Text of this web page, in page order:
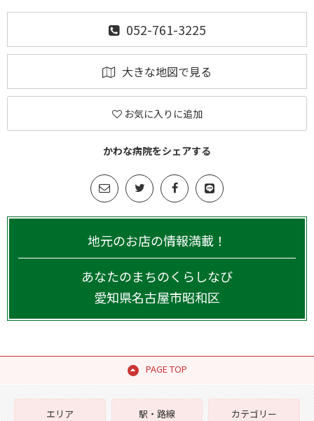
052-761-3225
大きな地図で見る
お気に入りに追加
かわな病院をシェアする
地元のお店の情報満載！
あなたのまちのくらしなび
愛知県名古屋市昭和区
PAGE TOP
エリア
駅・路線
カテゴリー